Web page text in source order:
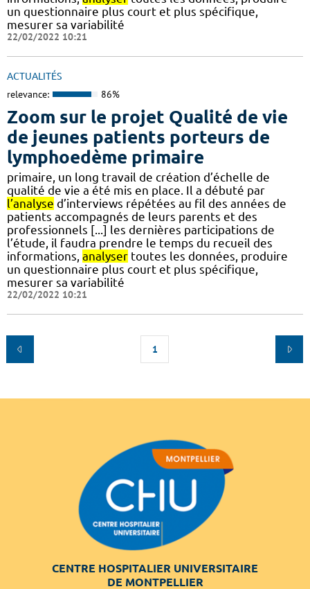
un questionnaire plus court et plus spécifique,
mesurer sa variabilité
22/02/2022 10:21
ACTUALITÉS
relevance: 86%
Zoom sur le projet Qualité de vie
de jeunes patients porteurs de
lymphoedème primaire
primaire, un long travail de création d’échelle de
qualité de vie a été mis en place. Il a débuté par
l’analyse d’interviews répétées au fil des années de
patients accompagnés de leurs parents et des
professionnels [...] les dernières participations de
l’étude, il faudra prendre le temps du recueil des
informations, analyser toutes les données, produire
un questionnaire plus court et plus spécifique,
mesurer sa variabilité
22/02/2022 10:21
1
CENTRE HOSPITALIER UNIVERSITAIRE
DE MONTPELLIER